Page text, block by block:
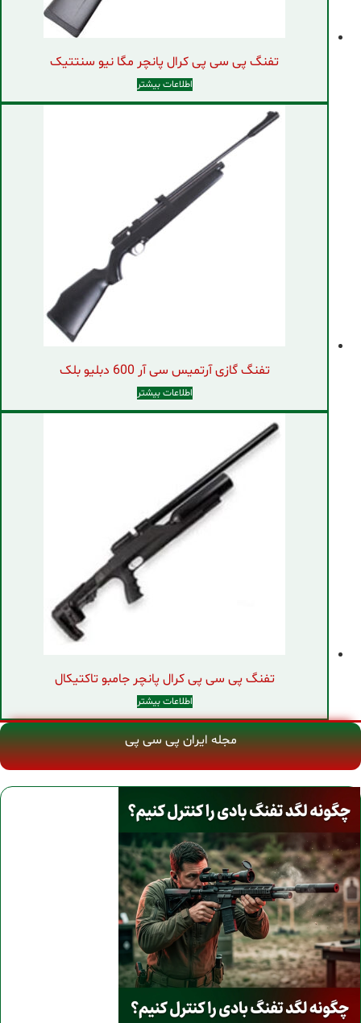
تفنگ پی سی پی کرال پانچر مگا نیو سنتتیک
اطلاعات بیشتر
تفنگ گازی آرتمیس سی آر 600 دبلیو بلک
اطلاعات بیشتر
تفنگ پی سی پی کرال پانچر جامبو تاکتیکال
اطلاعات بیشتر
مجله ایران پی سی پی